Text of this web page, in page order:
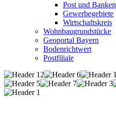
Post und Banken
Gewerbegebiete
Wirtschaftskreis
Wohnbaugrundstücke
Geoportal Bayern
Bodenrichtwert
Postfiliale